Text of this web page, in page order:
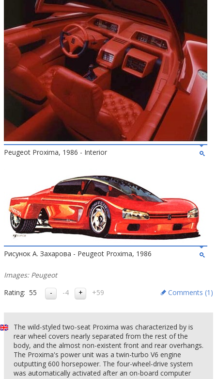
Peugeot Proxima, 1986 - Interior
Рисунок А. Захарова - Peugeot Proxima, 1986
Images: Peugeot
Rating: 55 -4 +59 Comments (1 )
The wild-styled two-seat Proxima was characterized by is
rear wheel covers nearly separated from the rest of the
body, and the almost non-existent front and rear overhangs.
The Proxima's power unit was a twin-turbo V6 engine
outputting 600 horsepower. The four-wheel-drive system
was automatically activated after an on-board computer